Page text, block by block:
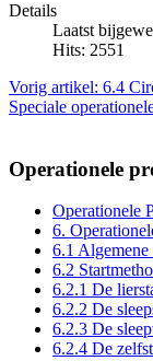
Details
Laatst
Hits: 2551
Vorig artikel: 6.4
Speciale
Operationele
Operationele
6.
6.1
6.2
6.2.1 De
6.2.2 De
6.2.3 De
6.2.4 De